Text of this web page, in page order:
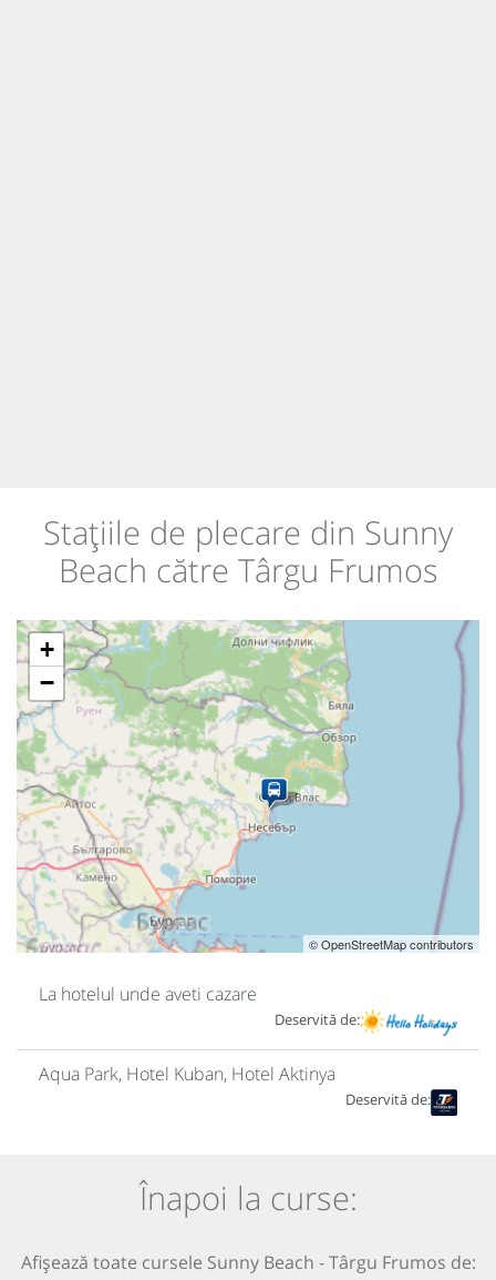
Stațiile de plecare din Sunny
Beach către Târgu Frumos
+
−
© OpenStreetMap contributors
La hotelul unde aveti cazare
Deservită de:
Aqua Park, Hotel Kuban, Hotel Aktinya
Deservită de:
Înapoi la curse:
Afișează toate cursele Sunny Beach - Târgu Frumos de: